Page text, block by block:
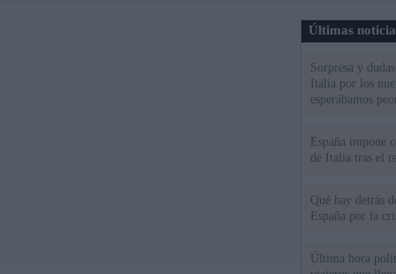
Últimas
Sorpresa y
Italia por los
esperábamos
España impone
de Italia tras el
Qué hay detrás
España por la
Última hora